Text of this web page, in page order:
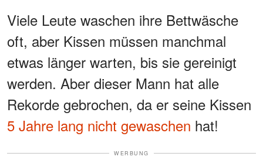
Viele Leute waschen ihre Bettwäsche
oft, aber Kissen müssen manchmal
etwas länger warten, bis sie gereinigt
werden. Aber dieser Mann hat alle
Rekorde gebrochen, da er seine Kissen
5 Jahre lang nicht gewaschen hat!
WERBUNG